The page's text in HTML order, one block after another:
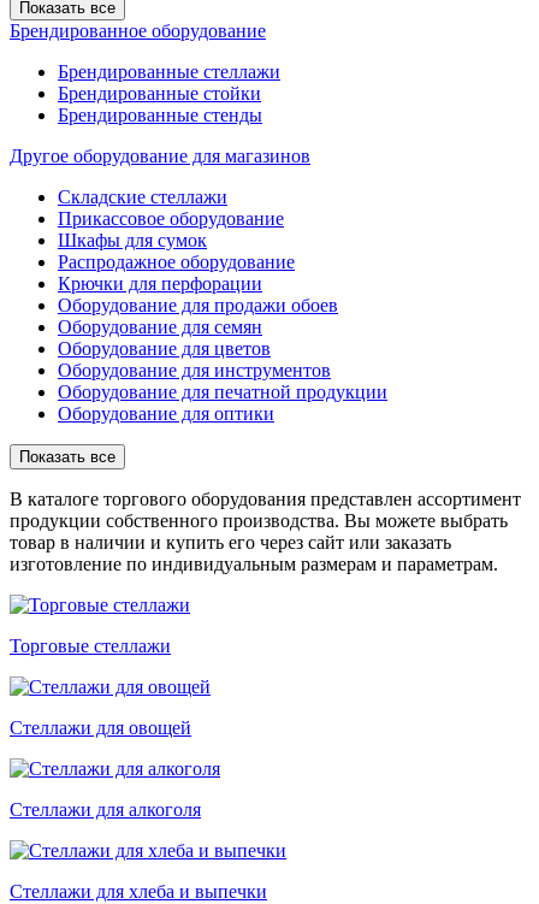
Показать все
Брендированное оборудование
Брендированные стеллажи
Брендированные стойки
Брендированные стенды
Другое оборудование для магазинов
Складские стеллажи
Прикассовое оборудование
Шкафы для сумок
Распродажное оборудование
Крючки для перфорации
Оборудование для продажи обоев
Оборудование для семян
Оборудование для цветов
Оборудование для инструментов
Оборудование для печатной продукции
Оборудование для оптики
Показать все
В каталоге торгового оборудования представлен ассортимент
продукции собственного производства. Вы можете выбрать
товар в наличии и купить его через сайт или заказать
изготовление по индивидуальным размерам и параметрам.
Торговые стеллажи
Стеллажи для овощей
Стеллажи для алкоголя
Стеллажи для хлеба и выпечки